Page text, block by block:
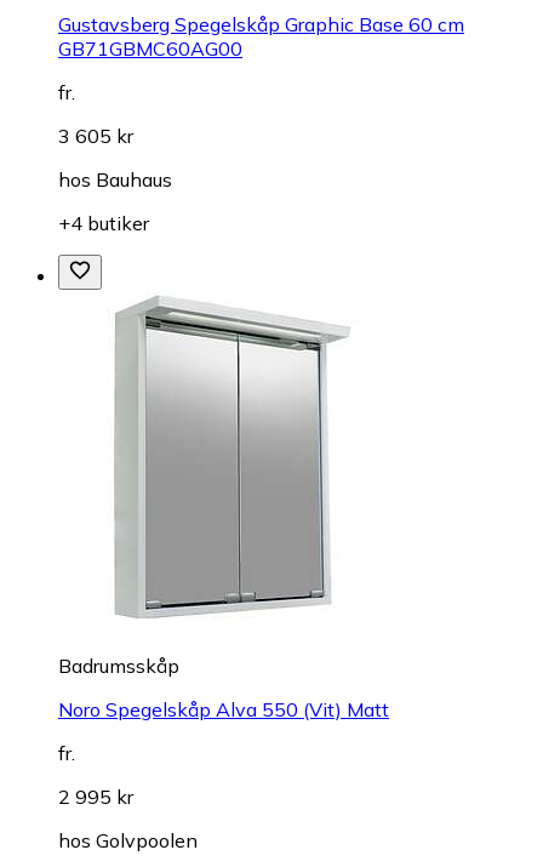
Gustavsberg Spegelskåp Graphic Base 60 cm
GB71GBMC60AG00
fr.
3 605 kr
hos Bauhaus
+4 butiker
Badrumsskåp
Noro Spegelskåp Alva 550 (Vit) Matt
fr.
2 995 kr
hos Golvpoolen